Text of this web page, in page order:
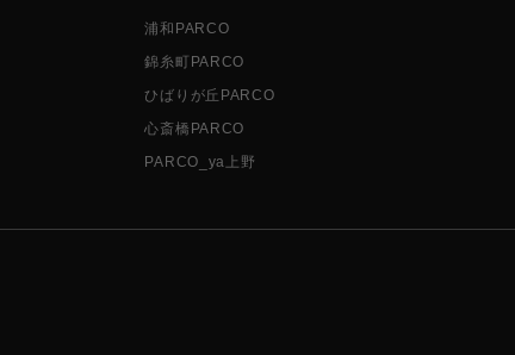
浦和PARCO
錦糸町PARCO
ひばりが丘PARCO
心斎橋PARCO
PARCO_ya上野